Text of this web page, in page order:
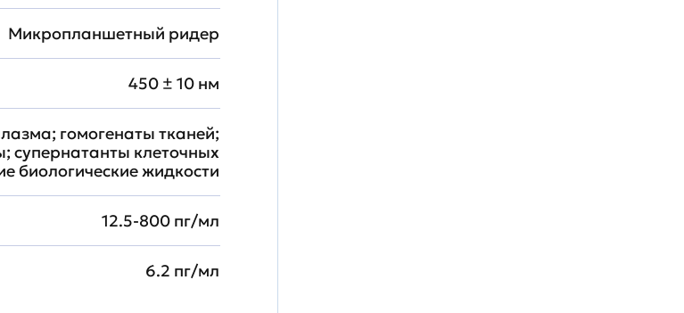
Микропланшетный ридер
450 ± 10 нм
гомогенаты тканей;
супернатанты клеточных
биологические жидкости
12.5-800 пг/мл
6.2 пг/мл